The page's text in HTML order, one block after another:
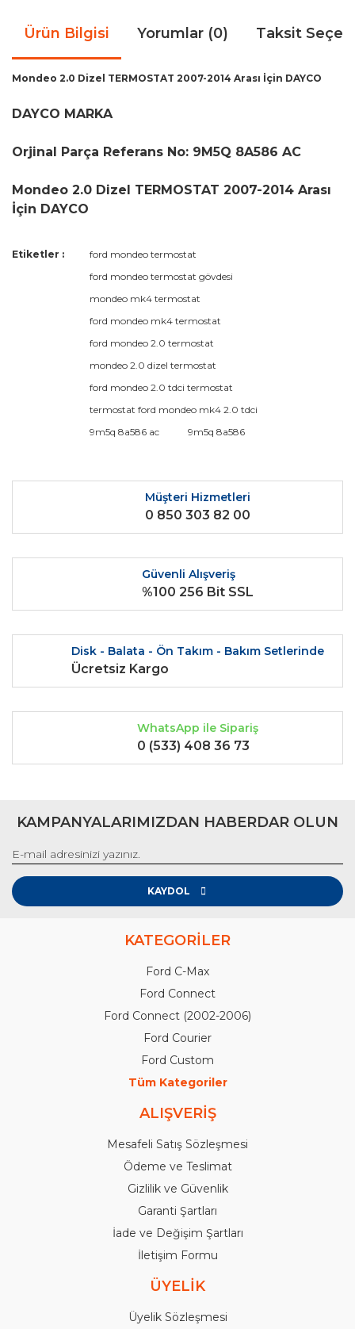
Ürün Bilgisi Yorumlar (0) Taksit
Mondeo 2.0 Dizel TERMOSTAT 2007-2014 Arası İçin DAYCO
DAYCO MARKA
Orjinal Parça Referans No: 9M5Q 8A586 AC
Mondeo 2.0 Dizel TERMOSTAT 2007-2014 Arası
İçin DAYCO
Bu ürüne ilk yorumu siz yapın!
Yorum Yaz
Bu ürünün fiyat bilgisi, resim, ürün açıklamalarında ve diğer
kullanarak tarafımıza iletebilirsiniz.
Görüş ve önerileriniz için teşekkür ederiz.
Gönder
Etiketler :
ford mondeo termostat
ford mondeo termostat gövdesi
mondeo mk4 termostat
ford mondeo mk4 termostat
ford mondeo 2.0 termostat
mondeo 2.0 dizel termostat
ford mondeo 2.0 tdci termostat
termostat ford mondeo mk4 2.0 tdci
9m5q 8a586 ac
9m5q 8a586
Müşteri Hizmetleri
0 850 303 82 00
Güvenli Alışveriş
%100 256 Bit SSL
Disk - Balata - Ön Takım - Bakım Setlerinde
Ücretsiz Kargo
WhatsApp ile Sipariş
0 (533) 408 36 73
KAMPANYALARIMIZDAN HABERDAR OLUN
KAYDOL
KATEGORİLER
Ford C-Max
Ford Connect
Ford Connect (2002-2006)
Ford Courier
Ford Custom
Tüm Kategoriler
ALIŞVERİŞ
Mesafeli Satış Sözleşmesi
Ödeme ve Teslimat
Gizlilik ve Güvenlik
Garanti Şartları
İade ve Değişim Şartları
İletişim Formu
ÜYELİK
Üyelik Sözleşmesi